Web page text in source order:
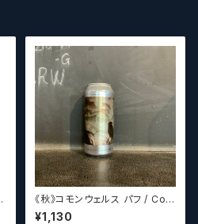
《秋》コモンウェルス パフ / Com
monwealth Puff 【クラフトビ
¥1,130